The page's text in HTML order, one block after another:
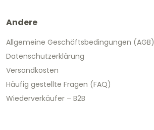
Andere
Allgemeine Geschäftsbedingungen (AGB)
Datenschutzerklärung
Versandkosten
Häufig gestellte Fragen (FAQ)
Wiederverkäufer – B2B